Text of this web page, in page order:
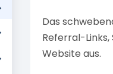
Das
Referral-
Website aus.